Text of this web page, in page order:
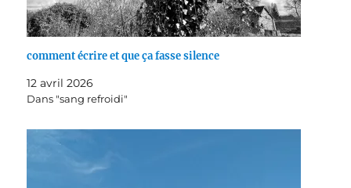
comment écrire et que ça fasse silence
12 avril 2026
Dans "sang refroidi"